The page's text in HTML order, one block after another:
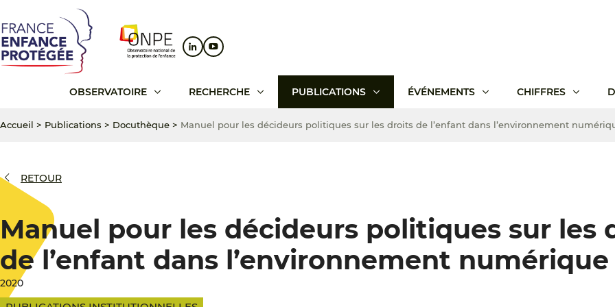
au
contenu
principal
au
menu
principal
au
pied
de
page
OBSERVATOIRE RECHERCHE PUBLICATIONS ÉVÉNEMENTS CHIFFRES
Accueil > Publications > Docuthèque > Manuel pour les décideurs politiques sur les droits de l’enfant dans l’environnement
RETOUR
Manuel pour les décideurs politiques sur les
de l’enfant dans l’environnement numérique
2020